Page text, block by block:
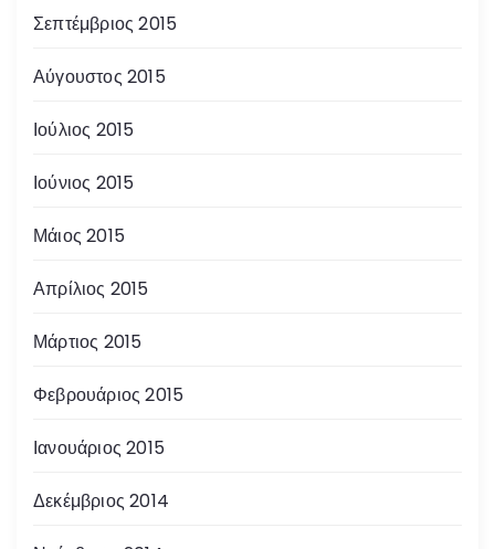
Σεπτέμβριος 2015
Αύγουστος 2015
Ιούλιος 2015
Ιούνιος 2015
Μάιος 2015
Απρίλιος 2015
Μάρτιος 2015
Φεβρουάριος 2015
Ιανουάριος 2015
Δεκέμβριος 2014